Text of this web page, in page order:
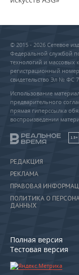
© 2015 - 2026 Сетевое
Федеральной службой
технологий и массовых
регистрационный
свидетельство Эл № ФС
Использование
предварительного
прямая гиперссылка
воспроизведении
18+
РЕДАКЦИЯ
РЕКЛАМА
ПРАВОВАЯ
ПОЛИТИКА О
ДАННЫХ
Полная версия
Тестовая версия